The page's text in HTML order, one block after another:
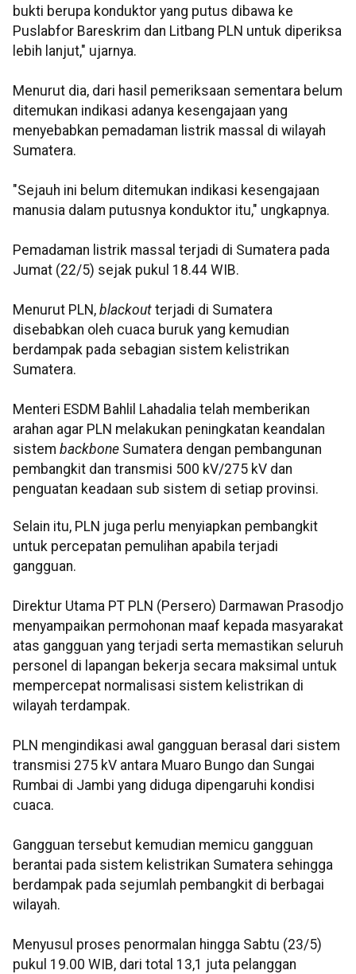
bukti berupa konduktor yang putus dibawa ke
Puslabfor Bareskrim dan Litbang PLN untuk diperiksa
lebih lanjut," ujarnya.
Menurut dia, dari hasil pemeriksaan sementara belum
ditemukan indikasi adanya kesengajaan yang
menyebabkan pemadaman listrik massal di wilayah
Sumatera.
"Sejauh ini belum ditemukan indikasi kesengajaan
manusia dalam putusnya konduktor itu," ungkapnya.
Pemadaman listrik massal terjadi di Sumatera pada
Jumat (22/5) sejak pukul 18.44 WIB.
Menurut PLN, blackout terjadi di Sumatera
disebabkan oleh cuaca buruk yang kemudian
berdampak pada sebagian sistem kelistrikan
Sumatera.
Menteri ESDM Bahlil Lahadalia telah memberikan
arahan agar PLN melakukan peningkatan keandalan
sistem backbone Sumatera dengan pembangunan
pembangkit dan transmisi 500 kV/275 kV dan
penguatan keadaan sub sistem di setiap provinsi.
Selain itu, PLN juga perlu menyiapkan pembangkit
untuk percepatan pemulihan apabila terjadi
gangguan.
Direktur Utama PT PLN (Persero) Darmawan Prasodjo
menyampaikan permohonan maaf kepada masyarakat
atas gangguan yang terjadi serta memastikan seluruh
personel di lapangan bekerja secara maksimal untuk
mempercepat normalisasi sistem kelistrikan di
wilayah terdampak.
PLN mengindikasi awal gangguan berasal dari sistem
transmisi 275 kV antara Muaro Bungo dan Sungai
Rumbai di Jambi yang diduga dipengaruhi kondisi
cuaca.
Gangguan tersebut kemudian memicu gangguan
berantai pada sistem kelistrikan Sumatera sehingga
berdampak pada sejumlah pembangkit di berbagai
wilayah.
Menyusul proses penormalan hingga Sabtu (23/5)
pukul 19.00 WIB, dari total 13,1 juta pelanggan